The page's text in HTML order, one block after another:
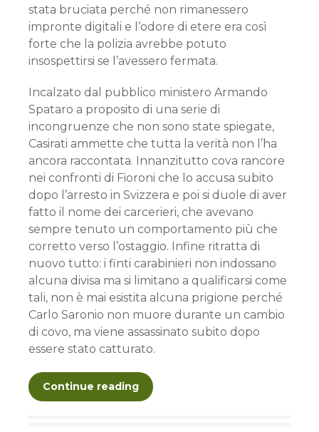
stata bruciata perché non rimanessero
impronte digitali e l’odore di etere era così
forte che la polizia avrebbe potuto
insospettirsi se l’avessero fermata.
Incalzato dal pubblico ministero Armando
Spataro a proposito di una serie di
incongruenze che non sono state spiegate,
Casirati ammette che tutta la verità non l’ha
ancora raccontata. Innanzitutto cova rancore
nei confronti di Fioroni che lo accusa subito
dopo l’arresto in Svizzera e poi si duole di aver
fatto il nome dei carcerieri, che avevano
sempre tenuto un comportamento più che
corretto verso l’ostaggio. Infine ritratta di
nuovo tutto: i finti carabinieri non indossano
alcuna divisa ma si limitano a qualificarsi come
tali, non è mai esistita alcuna prigione perché
Carlo Saronio non muore durante un cambio
di covo, ma viene assassinato subito dopo
essere stato catturato.
Continue reading